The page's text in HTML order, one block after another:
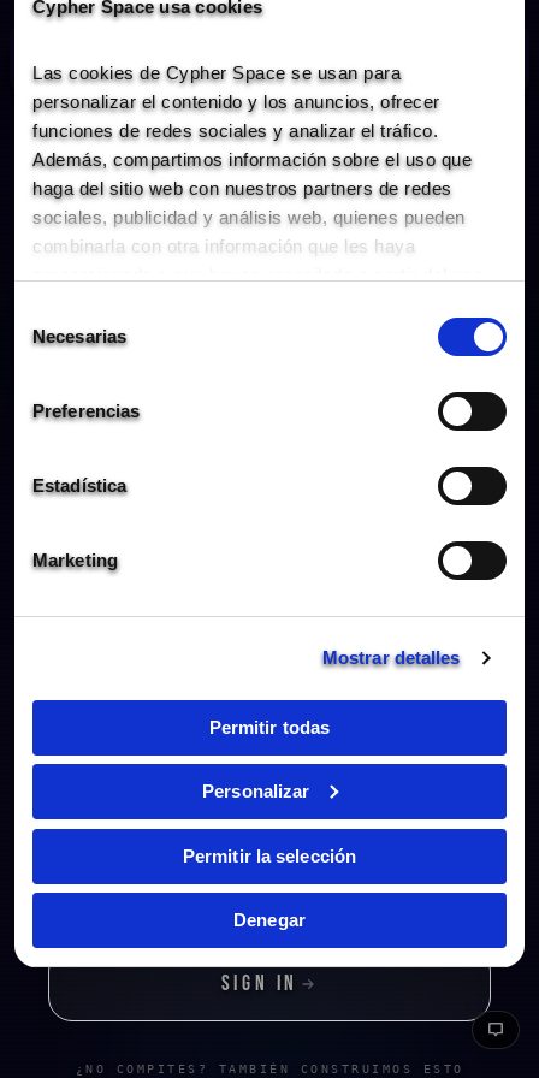
Cypher Space usa cookies
Las cookies de Cypher Space se usan para
personalizar el contenido y los anuncios, ofrecer
funciones de redes sociales y analizar el tráfico.
Además, compartimos información sobre el uso que
haga del sitio web con nuestros partners de redes
sociales, publicidad y análisis web, quienes pueden
combinarla con otra información que les haya
who may receive and
process your information.
deNecesarias
Preferencias
Estadística
Marketing
Mostrar detalles
Permitir todas
Personalizar
Permitir la selección
Denegar
LIVE128ACTIVE BATTLES15.4KDOWNLOADS
CYPHER
CYPHER
CYPHER
THE ULTIMATE FREESTYLE ARENA
Real-time rap battles at your fingertips.
DOWNLOAD THE MOBILE APP
TO COMPETE,
JUDGE, AND WIN.
GOOGLE PLAY
Native app with all features.
APP STORE
Native app with all features.
SIGN IN
¿NO COMPITES? TAMBIÉN CONSTRUIMOS ESTO